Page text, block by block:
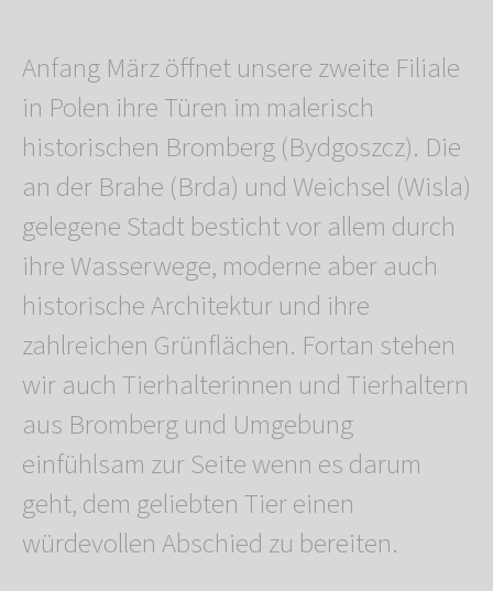
Anfang März öffnet unsere zweite Filiale
in Polen ihre Türen im malerisch
historischen Bromberg (Bydgoszcz). Die
an der Brahe (Brda) und Weichsel (Wisla)
gelegene Stadt besticht vor allem durch
ihre Wasserwege, moderne aber auch
historische Architektur und ihre
zahlreichen Grünflächen. Fortan stehen
wir auch Tierhalterinnen und Tierhaltern
aus Bromberg und Umgebung
einfühlsam zur Seite wenn es darum
geht, dem geliebten Tier einen
würdevollen Abschied zu bereiten.